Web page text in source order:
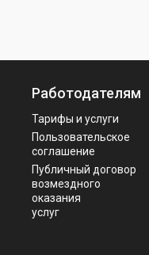
Работодателям
Тарифы и услуги
Пользовательское
соглашение
Публичный договор
возмездного
оказания
услуг